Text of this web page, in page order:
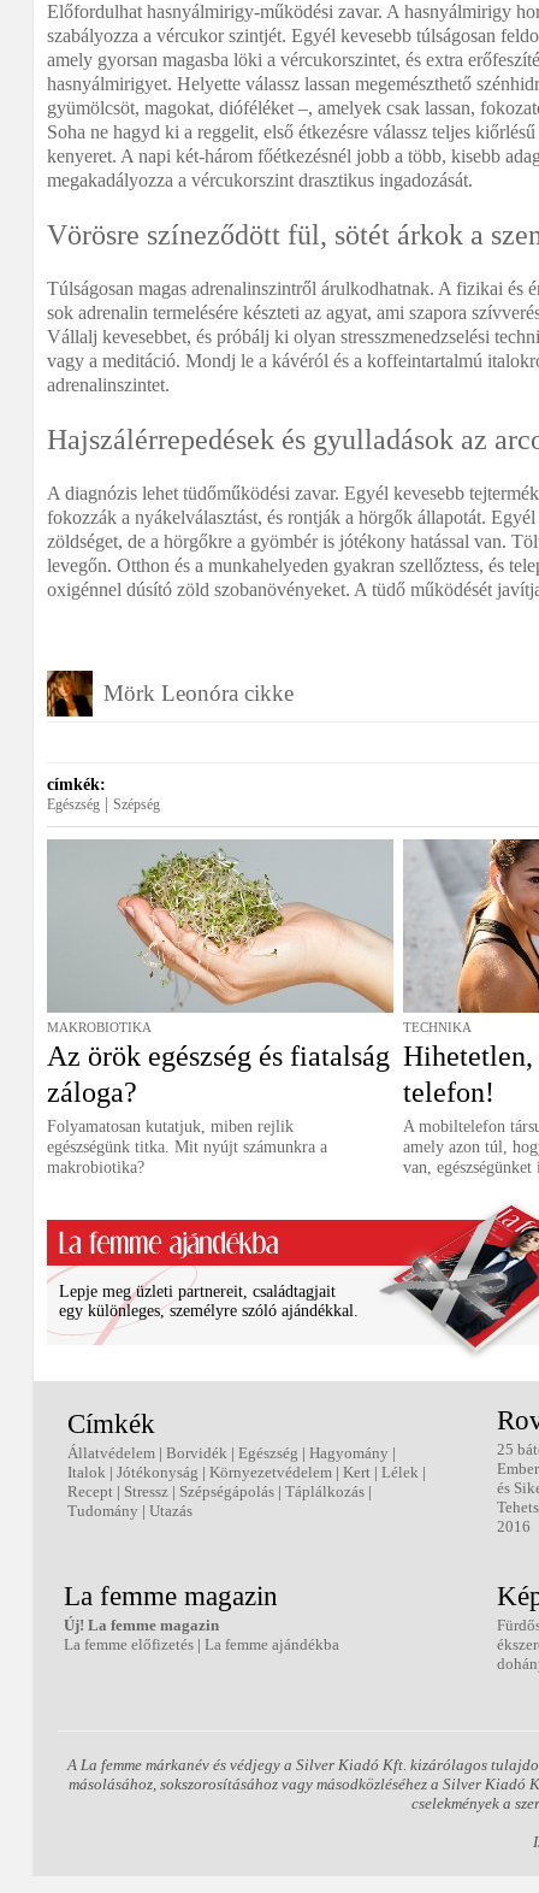
Előfordulhat hasnyálmirigy-működési zavar. A hasnyálmirigy
szabályozza a vércukor szintjét. Egyél kevesebb túlságosan
amely gyorsan magasba löki a vércukorszintet, és extra
hasnyálmirigyet. Helyette válassz lassan megemészthető
gyümölcsöt, magokat, dióféléket –, amelyek csak lassan,
Soha ne hagyd ki a reggelit, első étkezésre válassz teljes
kenyeret. A napi két-három főétkezésnél jobb a több, kisebb
megakadályozza a vércukorszint drasztikus ingadozását.
Vörösre színeződött fül, sötét árkok a
Túlságosan magas adrenalinszintről árulkodhatnak. A fizikai és
sok adrenalin termelésére készteti az agyat, ami szapora
Vállalj kevesebbet, és próbálj ki olyan stresszmenedzselési
vagy a meditáció. Mondj le a kávéról és a koffeintartalmú
adrenalinszintet.
Hajszálérrepedések és gyulladások az
A diagnózis lehet tüdőműködési zavar. Egyél kevesebb
fokozzák a nyákelválasztást, és rontják a hörgők állapotát.
zöldséget, de a hörgőkre a gyömbér is jótékony hatással van.
levegőn. Otthon és a munkahelyeden gyakran szellőztess, és
oxigénnel dúsító zöld szobanövényeket. A tüdő működését
Mörk Leonóra cikke
címkék:
Egészség Szépség
MAKROBIOTIKA
Az örök egészség és fiatalság
záloga?
Folyamatosan kutatjuk, miben rejlik
egészségünk titka. Mit nyújt számunkra a
makrobiotika?
TECHNIKA
telefon!
A mobiltelefon
amely azon túl,
van,
Lepje meg üzleti partnereit, családtagjait
egy különleges, személyre szóló ajándékkal.
Címkék
Állatvédelem | Borvidék | Egészség | Hagyomány |
Italok | Jótékonyság | Környezetvédelem | Kert | Lélek |
Recept | Stressz | Szépségápolás | Táplálkozás |
Tudomány | Utazás
25
és
2016
La femme magazin
Új! La femme magazin
La femme előfizetés | La femme ajándékba
A La femme márkanév és védjegy a Silver Kiadó Kft. kizárólagos
másolásához, sokszorosításához vagy másodközléséhez a Silver
cselekmények a